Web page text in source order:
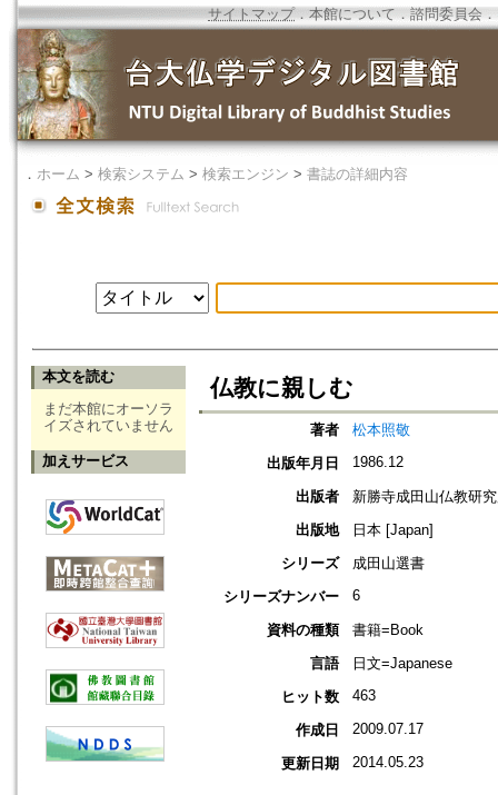
サイトマップ．本館について ． 諮問委員会 ．
． ホーム > 検索システム > 検索エンジン > 書誌の詳細内容
本文を読む
まだ本館にオーソラ
イズされていません
加えサービス
仏教に親しむ
著者
松本照敬
出版年月日
1986.12
出版者
新勝寺成田山仏教研
出版地
日本 [Japan]
シリーズ
成田山選書
シリーズナンバー
6
資料の種類
書籍=Book
言語
日文=Japanese
ヒット数
463
作成日 2009.07.17
更新日期 2014.05.23